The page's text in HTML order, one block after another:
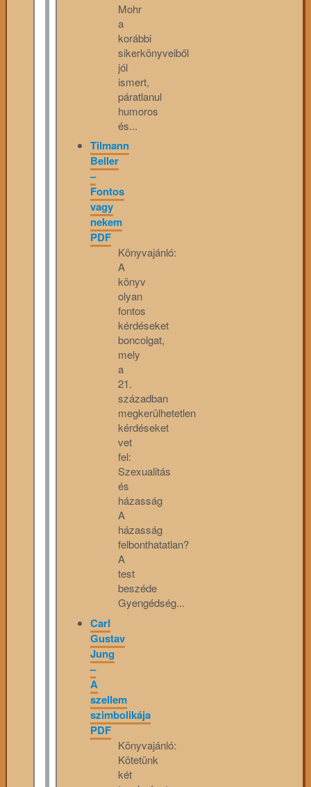
Mohr
a
korábbi
sikerkönyveiből
jól
ismert,
páratlanul
humoros
és...
Tilmann
Beller
–
Fontos
vagy
nekem
PDF
Könyvajánló:
A
könyv
olyan
fontos
kérdéseket
boncolgat,
mely
a
21.
században
megkerülhetetlen
kérdéseket
vet
fel:
Szexualitás
és
házasság
A
házasság
felbonthatatlan?
A
test
beszéde
Gyengédség...
Carl
Gustav
Jung
–
A
szellem
szimbolikája
PDF
Könyvajánló:
Kötetünk
két